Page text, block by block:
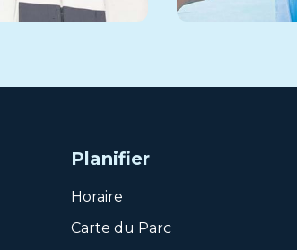
Planifier
Horaire
Carte du Parc